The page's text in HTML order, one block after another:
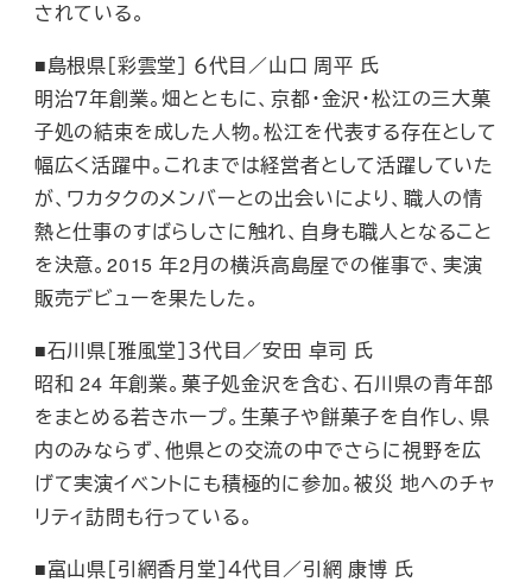
されている。
■島根県［彩雲堂］ ６代目／山口 周平 氏
明治７年創業。畑とともに、京都・金沢・松江の三大菓
子処の結束を成した人物。松江を代表する存在として
幅広く活躍中。これまでは経営者として活躍していた
が、ワカタクのメンバーとの出会いにより、職人の情
熱と仕事のすばらしさに触れ、自身も職人となること
を決意。2015 年2月の横浜高島屋での催事で、実演
販売デビューを果たした。
■石川県［雅風堂］３代目／安田 卓司 氏
昭和 24 年創業。菓子処金沢を含む、石川県の青年部
をまとめる若きホープ。生菓子や餅菓子を自作し、県
内のみならず、他県との交流の中でさらに視野を広
げて実演イベントにも積極的に参加。被災 地へのチャ
リティ訪問も行っている。
■富山県［引網香月堂］４代目／引網 康博 氏